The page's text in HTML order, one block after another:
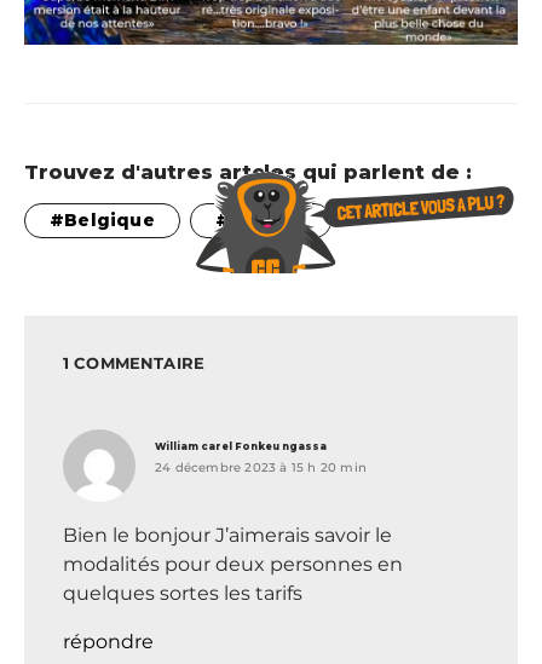
Trouvez d'autres artcles qui parlent de :
Belgique insolite
1 COMMENTAIRE
William carel Fonkeu ngassa
24 décembre 2023 à 15 h 20 min
Bien le bonjour J’aimerais savoir le
modalités pour deux personnes en
quelques sortes les tarifs
répondre